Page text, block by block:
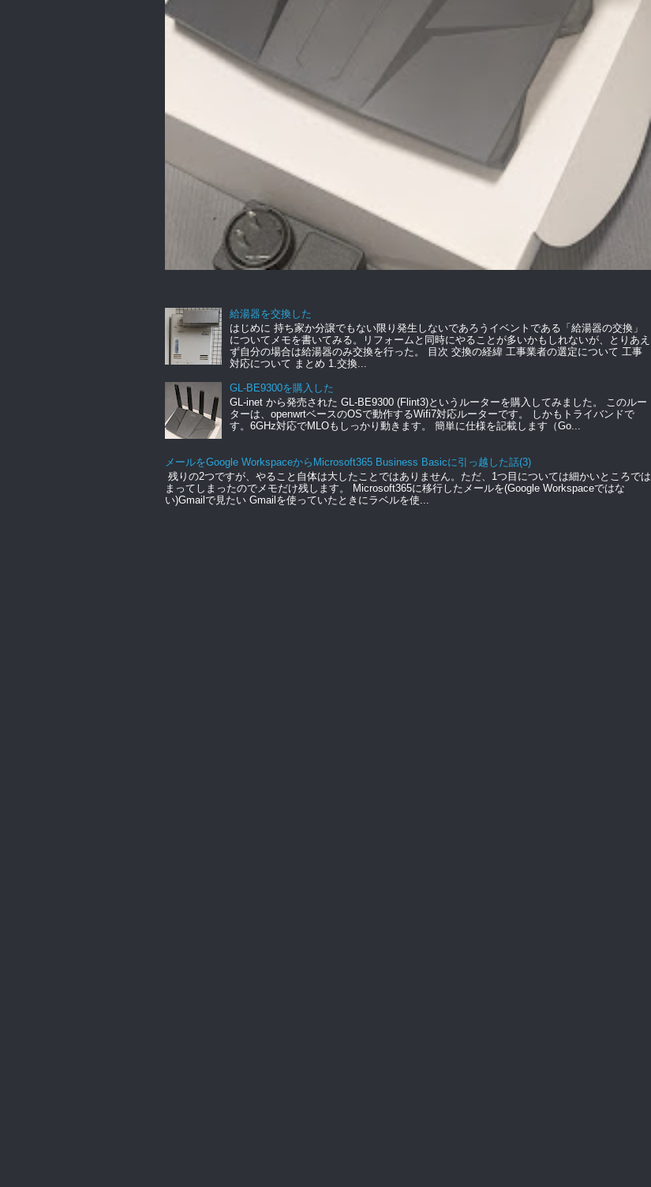
給湯器を交換した
はじめに 持ち家か分譲でもない限り発生しないであろうイベントである「給湯器の交換」
についてメモを書いてみる。リフォームと同時にやることが多いかもしれないが、とりあえ
ず自分の場合は給湯器のみ交換を行った。 目次 交換の経緯 工事業者の選定について 工事
対応について まとめ 1.交換...
GL-BE9300を購入した
GL-inet から発売された GL-BE9300 (Flint3)というルーターを購入してみました。 このルー
ターは、openwrtベースのOSで動作するWifi7対応ルーターです。 しかもトライバンドで
す。6GHz対応でMLOもしっかり動きます。 簡単に仕様を記載します（Go...
メールをGoogle WorkspaceからMicrosoft365 Business Basicに引っ越した話(3)
残りの2つですが、やること自体は大したことではありません。ただ、1つ目については細かいところでは
まってしまったのでメモだけ残します。 Microsoft365に移行したメールを(Google Workspaceではな
い)Gmailで見たい Gmailを使っていたときにラベルを使...